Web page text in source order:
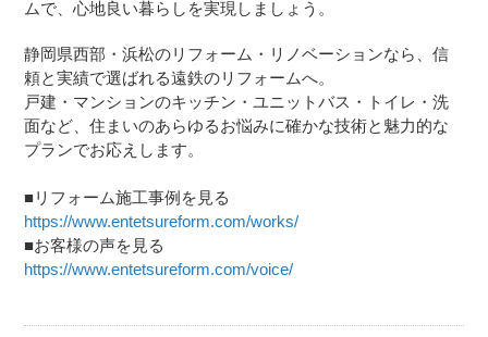
ムで、心地良い暮らしを実現しましょう。
静岡県西部・浜松のリフォーム・リノベーションなら、信
頼と実績で選ばれる遠鉄のリフォームへ。
戸建・マンションのキッチン・ユニットバス・トイレ・洗
面など、住まいのあらゆるお悩みに確かな技術と魅力的な
プランでお応えします。
■リフォーム施工事例を見る
https://www.entetsureform.com/works/
■お客様の声を見る
https://www.entetsureform.com/voice/